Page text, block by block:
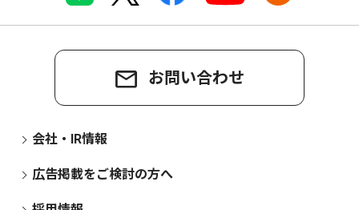
お問い合わせ
会社・IR情報
広告掲載をご検討の方へ